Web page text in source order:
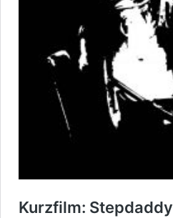
Kurzfilm: Stepdaddy